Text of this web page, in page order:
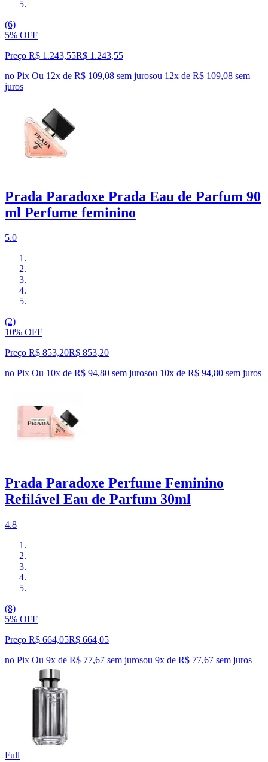
(6)
5% OFF
Preço R$ 1.243,55R$ 1.243,55
no Pix Ou 12x de R$ 109,08 sem jurosou 12x de R$ 109,08 sem
juros
Prada Paradoxe Prada Eau de Parfum 90
ml Perfume feminino
5.0
(2)
10% OFF
Preço R$ 853,20R$ 853,20
no Pix Ou 10x de R$ 94,80 sem jurosou 10x de R$ 94,80 sem juros
Prada Paradoxe Perfume Feminino
Refilável Eau de Parfum 30ml
4.8
(8)
5% OFF
Preço R$ 664,05R$ 664,05
no Pix Ou 9x de R$ 77,67 sem jurosou 9x de R$ 77,67 sem juros
Full